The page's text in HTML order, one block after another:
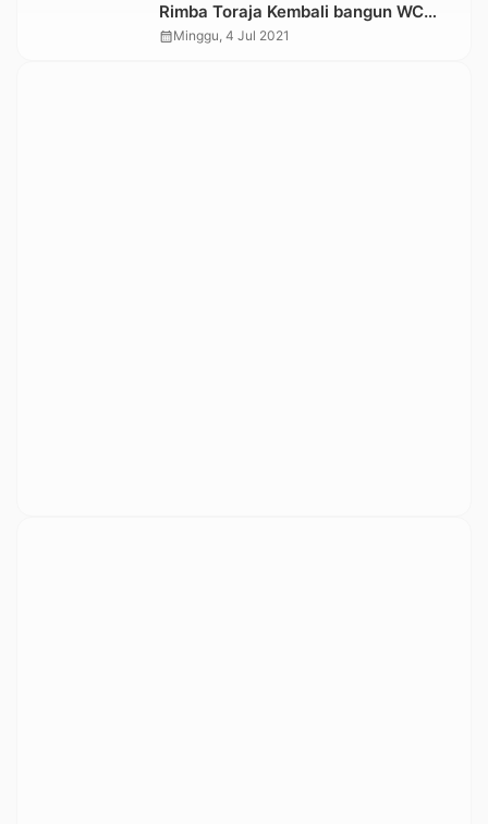
Rimba Toraja Kembali bangun WC
untuk Warga di Garassik
calendar_monthMinggu, 4 Jul 2021